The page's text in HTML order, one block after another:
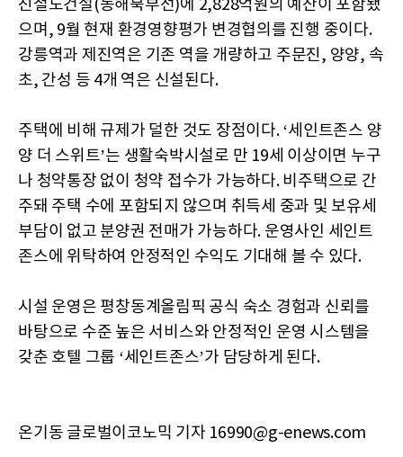
진철도건설(동해북부선)에 2,828억원의 예산이 포함됐
으며, 9월 현재 환경영향평가 변경협의를 진행 중이다.
강릉역과 제진역은 기존 역을 개량하고 주문진, 양양, 속
초, 간성 등 4개 역은 신설된다.
주택에 비해 규제가 덜한 것도 장점이다. ‘세인트존스 양
양 더 스위트’는 생활숙박시설로 만 19세 이상이면 누구
나 청약통장 없이 청약 접수가 가능하다. 비주택으로 간
주돼 주택 수에 포함되지 않으며 취득세 중과 및 보유세
부담이 없고 분양권 전매가 가능하다. 운영사인 세인트
존스에 위탁하여 안정적인 수익도 기대해 볼 수 있다.
시설 운영은 평창동계올림픽 공식 숙소 경험과 신뢰를
바탕으로 수준 높은 서비스와 안정적인 운영 시스템을
갖춘 호텔 그룹 ‘세인트존스’가 담당하게 된다.
온기동 글로벌이코노믹 기자 16990@g-enews.com